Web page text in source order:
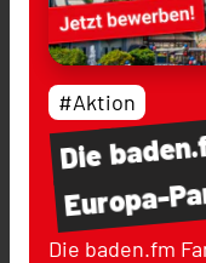
Die
Europa-
#Aktion
Die baden.fm